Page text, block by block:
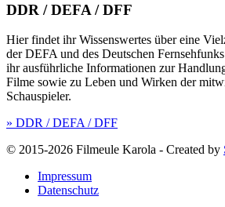
DDR / DEFA / DFF
Hier findet ihr Wissenswertes über eine
der DEFA und des Deutschen
ihr ausführliche Informationen zur
Filme sowie zu Leben und Wirken der
Schauspieler.
» DDR / DEFA / DFF
© 2015-2026 Filmeule Karola - Created by
Impressum
Datenschutz